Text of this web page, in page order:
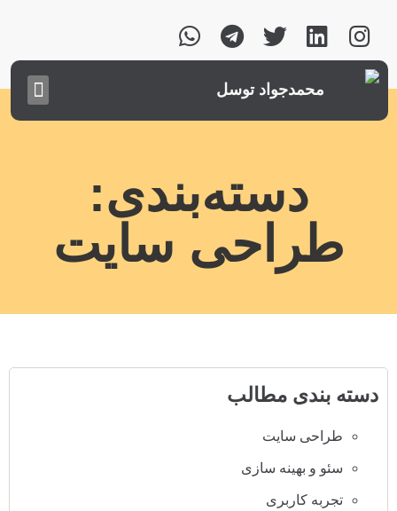
محمدجواد توسل
دسته‌بندی:
طراحی سایت
دسته بندی مطالب
طراحی سایت
سئو و بهینه سازی
تجربه کاربری